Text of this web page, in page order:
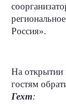
Россия».
На открытии
гостям
Гехт: